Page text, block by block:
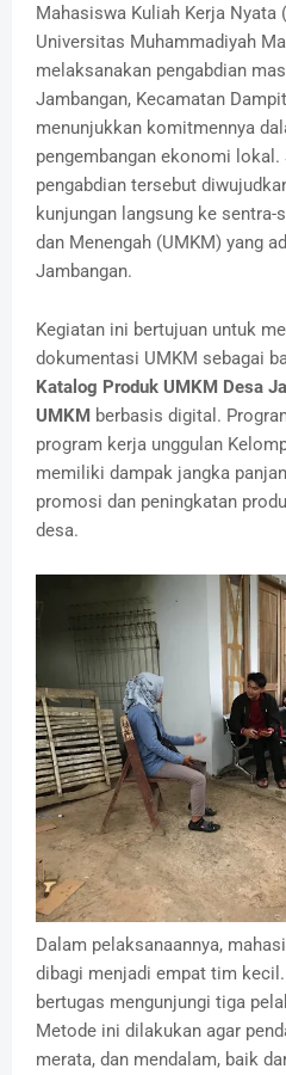
Mahasiswa Kuliah Kerja Nyata
Universitas Muhammadiyah
melaksanakan pengabdian
Jambangan, Kecamatan
menunjukkan komitmennya
pengembangan ekonomi lokal.
pengabdian tersebut
kunjungan langsung ke
dan Menengah (UMKM) yang
Jambangan.
Kegiatan ini bertujuan untuk
dokumentasi UMKM sebagai
Katalog Produk UMKM Desa
UMKM berbasis digital.
program kerja unggulan
memiliki dampak jangka
promosi dan peningkatan
desa.
Dalam pelaksanaannya,
dibagi menjadi empat tim
bertugas mengunjungi tiga
Metode ini dilakukan agar
merata, dan mendalam, baik